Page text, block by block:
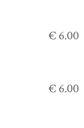
€ 6.00
€ 6.00